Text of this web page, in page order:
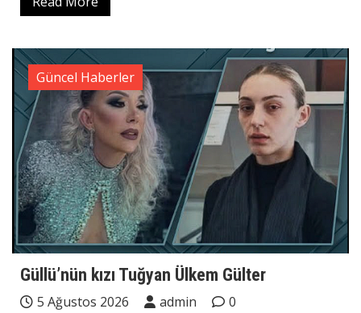
Güncel Haberler
Güllü’nün kızı Tuğyan Ülkem Gülter
5 Ağustos 2026 admin
0